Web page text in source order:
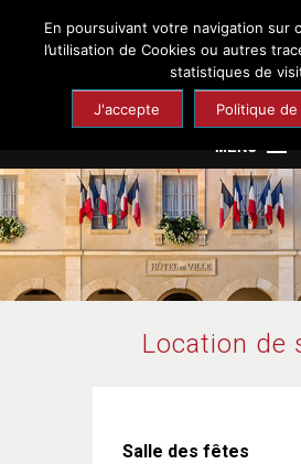
Chaumont-en-
Site officiel de
MENU
Mairie
Cadre de vie
Enfance et Jeunesse
Location de
Salle des fêtes
En poursuivant votre navigation sur
l’utilisation de Cookies ou autres
statistiques de
J'accepte Politique